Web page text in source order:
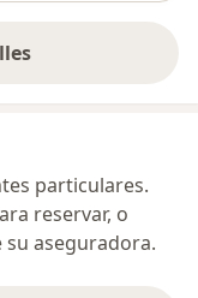
particulares.
reservar, o
aseguradora.